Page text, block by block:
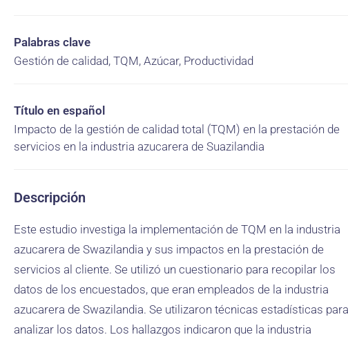
Palabras clave
Gestión de calidad, TQM, Azúcar, Productividad
Título en español
Impacto de la gestión de calidad total (TQM) en la prestación de
servicios en la industria azucarera de Suazilandia
Descripción
Este estudio investiga la implementación de TQM en la industria
azucarera de Swazilandia y sus impactos en la prestación de
servicios al cliente. Se utilizó un cuestionario para recopilar los
datos de los encuestados, que eran empleados de la industria
azucarera de Swazilandia. Se utilizaron técnicas estadísticas para
analizar los datos. Los hallazgos indicaron que la industria